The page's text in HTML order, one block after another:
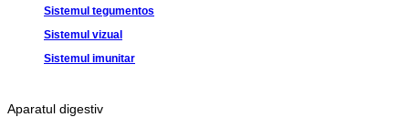
Sistemul tegumentos
Sistemul vizual
Sistemul imunitar
Aparatul digestiv